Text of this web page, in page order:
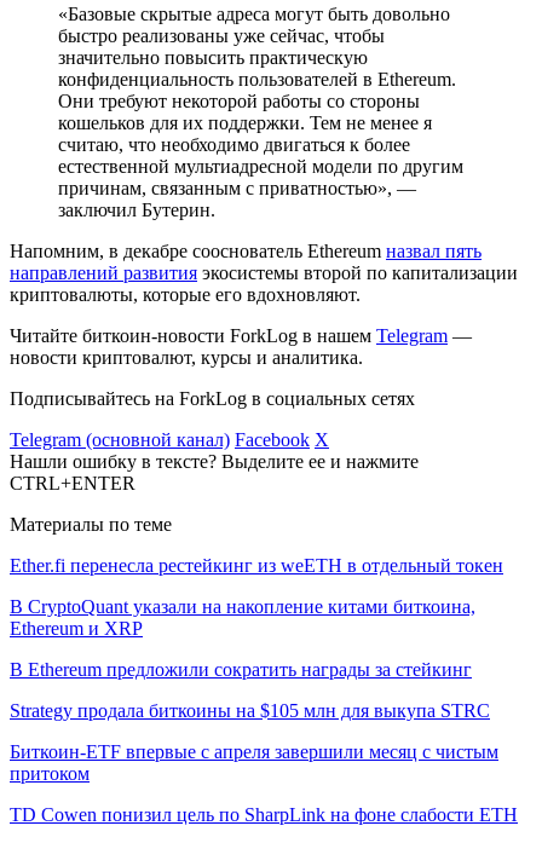
«Базовые скрытые адреса могут быть довольно
быстро реализованы уже сейчас, чтобы
значительно повысить практическую
конфиденциальность пользователей в Ethereum.
Они требуют некоторой работы со стороны
кошельков для их поддержки. Тем не менее я
считаю, что необходимо двигаться к более
естественной мультиадресной модели по другим
причинам, связанным с приватностью», —
заключил Бутерин.
Напомним, в декабре сооснователь Ethereum назвал пять
направлений развития экосистемы второй по капитализации
криптовалюты, которые его вдохновляют.
Читайте биткоин-новости ForkLog в нашем Telegram —
новости криптовалют, курсы и аналитика.
Подписывайтесь на ForkLog в социальных сетях
Telegram (основной канал) Facebook X
Нашли ошибку в тексте? Выделите ее и нажмите
CTRL+ENTER
Материалы по теме
Ether.fi перенесла рестейкинг из weETH в отдельный токен
В CryptoQuant указали на накопление китами биткоина,
Ethereum и XRP
В Ethereum предложили сократить награды за стейкинг
Strategy продала биткоины на $105 млн для выкупа STRC
Биткоин-ETF впервые с апреля завершили месяц с чистым
притоком
TD Cowen понизил цель по SharpLink на фоне слабости ETH